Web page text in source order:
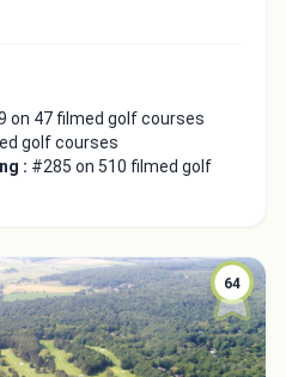
on 47 filmed golf courses
golf courses
: #285 on 510 filmed golf
64